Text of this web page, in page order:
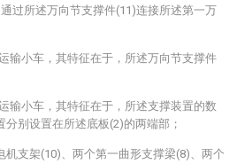
过所述万向节支撑件(11)连接所述第一万
输小车，其特征在于，所述万向节支撑件
输小车，其特征在于，所述支撑装置的数
别设置在所述底板(2)的两端部；
机支架(10)、两个第一曲形支撑梁(8)、两个